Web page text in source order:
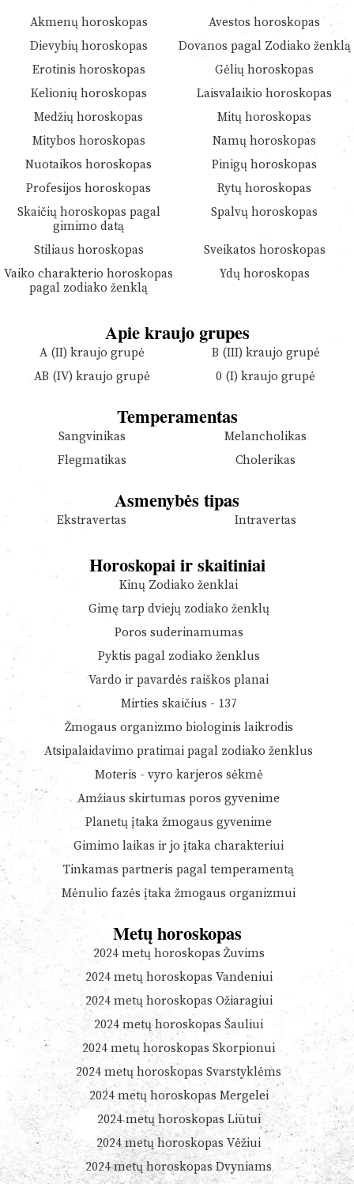
Akmenų horoskopas
Avestos horoskopas
Dievybių horoskopas
Dovanos pagal Zodiako ženklą
Erotinis horoskopas
Gėlių horoskopas
Kelionių horoskopas
Laisvalaikio horoskopas
Medžių horoskopas
Mitų horoskopas
Mitybos horoskopas
Namų horoskopas
Nuotaikos horoskopas
Pinigų horoskopas
Profesijos horoskopas
Rytų horoskopas
Skaičių horoskopas pagal
gimimo datą
Spalvų horoskopas
Stiliaus horoskopas
Sveikatos horoskopas
Vaiko charakterio horoskopas
pagal zodiako ženklą
Ydų horoskopas
Apie kraujo grupes
A (II) kraujo grupė
B (III) kraujo grupė
AB (IV) kraujo grupė
0 (I) kraujo grupė
Temperamentas
Sangvinikas
Melancholikas
Flegmatikas
Cholerikas
Asmenybės tipas
Ekstravertas Intravertas
Horoskopai ir skaitiniai
Kinų Zodiako ženklai
Gimę tarp dviejų zodiako ženklų
Poros suderinamumas
Pyktis pagal zodiako ženklus
Vardo ir pavardės raiškos planai
Mirties skaičius - 137
Žmogaus organizmo biologinis laikrodis
Atsipalaidavimo pratimai pagal zodiako ženklus
Moteris - vyro karjeros sėkmė
Amžiaus skirtumas poros gyvenime
Planetų įtaka žmogaus gyvenime
Gimimo laikas ir jo įtaka charakteriui
Tinkamas partneris pagal temperamentą
Mėnulio fazės įtaka žmogaus organizmui
Metų horoskopas
2024 metų horoskopas Žuvims
2024 metų horoskopas Vandeniui
2024 metų horoskopas Ožiaragiui
2024 metų horoskopas Šauliui
2024 metų horoskopas Skorpionui
2024 metų horoskopas Svarstyklėms
2024 metų horoskopas Mergelei
2024 metų horoskopas Liūtui
2024 metų horoskopas Vėžiui
2024 metų horoskopas Dvyniams